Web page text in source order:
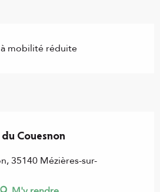
mobilité réduite
Couesnon
35140 Mézières-sur-